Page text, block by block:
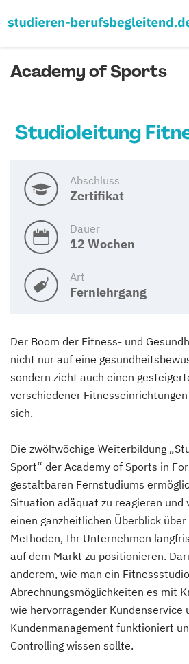
Academy of Sports
Studioleitung
Abschluss
Zertifikat
Dauer
12 Wochen
Art
Fernlehrgang
Der Boom der Fitness- und
nicht nur auf eine
sondern zieht auch einen
verschiedener
sich.
Die zwölfwöchige Weiterbildung
Sport“ der Academy of Sports in
gestaltbaren Fernstudiums
Situation adäquat zu reagieren und
einen ganzheitlichen Überblick
Methoden, Ihr Unternehmen
auf dem Markt zu positionieren.
anderem, wie man ein
Abrechnungsmöglichkeiten es mit
wie hervorragender Kundenservice
Kundenmanagement funktioniert
Controlling wissen sollte.